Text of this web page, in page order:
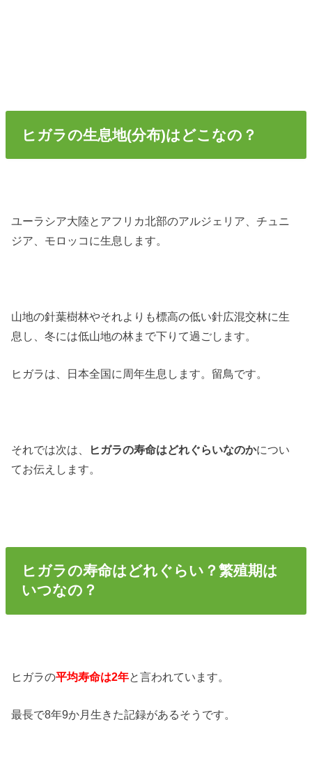
ヒガラの生息地(分布)はどこなの？
ユーラシア大陸とアフリカ北部のアルジェリア、チュニ
ジア、モロッコに生息します。
山地の針葉樹林やそれよりも標高の低い針広混交林に生
息し、冬には低山地の林まで下りて過ごします。
ヒガラは、日本全国に周年生息します。留鳥です。
それでは次は、 ヒガラの寿命はどれぐらいなのかについ
てお伝えします。
ヒガラの寿命はどれぐらい？繁殖期は
いつなの？
ヒガラの平均寿命は2年と言われています。
最長で8年9か月生きた記録があるそうです。